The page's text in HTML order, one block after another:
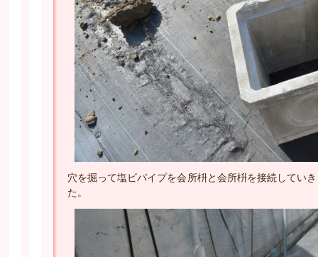
穴を掘って塩ビパイプを会所枡と会所枡を接続してい
た。